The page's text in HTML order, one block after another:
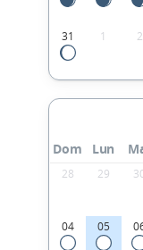
31 1 2
Dom Lun
28 29
04 05